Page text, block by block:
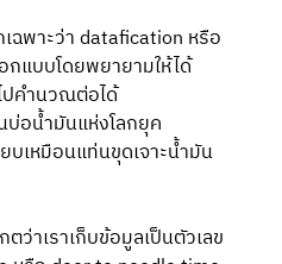
ฉพาะว่า datafication หรือ
กแบบโดยพยายามให้ได้
ปคำนวณต่อได้
บ่อน้ำมันแห่งโลกยุค
บเหมือนแท่นขุดเจาะน้ำมัน
ว่าเราเก็บข้อมูลเป็นตัวเลข